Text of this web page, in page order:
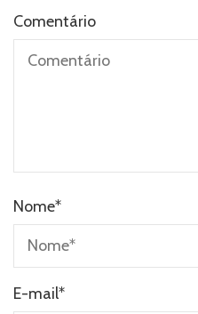
Comentário
Nome*
E-mail*